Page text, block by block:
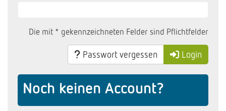
Die mit * gekennzeichneten Felder sind Pflichtfelder
Passwort vergessen Login
Noch keinen Account?